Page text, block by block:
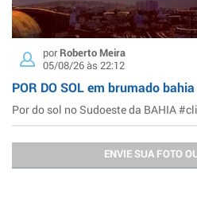
porRoberto Meira
05/08/26 às 22:12
POR DO SOL em brumado bahia
Por do sol no Sudoeste da BAHIA
ENVIE SUA FOTO